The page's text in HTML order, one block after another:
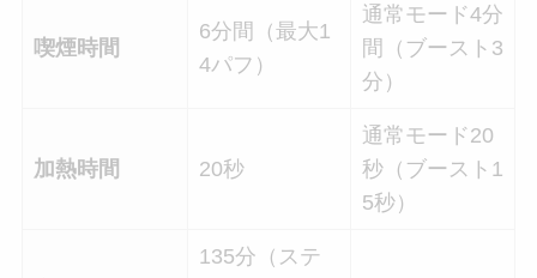
喫煙時間
6分間（最大1
4パフ）
通常モード4分
間（ブースト3
分）
加熱時間 20秒
通常モード20
秒（ブースト1
5秒）
135分（ステ